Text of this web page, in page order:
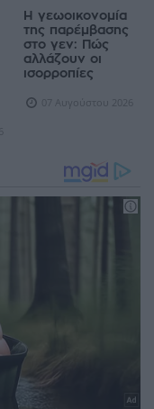
Η γεωοικονομία
της παρέμβασης
στο γεν: Πώς
αλλάζουν οι
ισορροπίες
07 Αυγούστου 2026